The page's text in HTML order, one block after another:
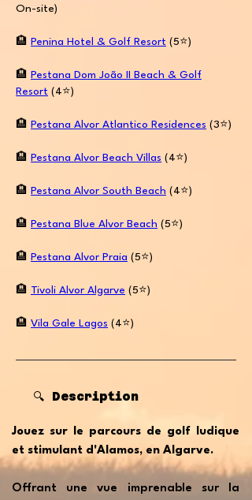
On-site)
🏨 Penina Hotel & Golf Resort (5⭐️)
🏨
Pestana Dom João II Beach & Golf
Resort (4⭐️)
🏨 Pestana Alvor Atlantico Residences (3⭐️)
🏨 Pestana Alvor Beach Villas (4⭐️)
🏨 Pestana Alvor South Beach (4⭐️)
🏨 Pestana Blue Alvor Beach (5⭐️)
🏨 Pestana Alvor Praia (5⭐️)
🏨 Tivoli Alvor Algarve (5⭐️)
🏨 Vila Gale Lagos (4⭐️)
🔍 Description
Jouez sur le parcours de golf ludique
et stimulant d'Alamos, en Algarve.
Offrant une vue imprenable sur la